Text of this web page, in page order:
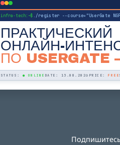
infra-tech:~$ ./register --course="UserGate
ПРАКТИЧЕСКИЙ
ОНЛАЙН-
ПО USERGATE
STATUS: ● ONLINE DATE: 13.08.2026 PRICE: FREE